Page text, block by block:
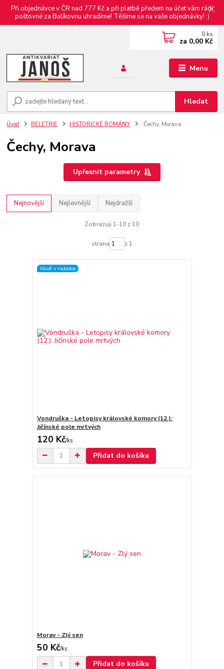
Při objednávce v ČR nad 777 Kč a při platbě předem na účet vám rádi
poštovné za Balíkovnu uhradíme! Těšíme se na vaše objednávky! :)
Menu
Hledat
0 ks
za 0,00 Kč
Úvod BELETRIE HISTORICKÉ ROMÁNY Čechy, Morava
Čechy, Morava
Upřesnit parametry
Nejnovější Nejlevnější Nejdražší
Zobrazuji 1-10 z 10
strana z 1
Nově v nabídce
Vondruška - Letopisy královské komory (12.):
Jičínské pole mrtvých
120 Kč/ks
Přidat do košíku
Morav - Zlý sen
50 Kč/ks
Přidat do košíku